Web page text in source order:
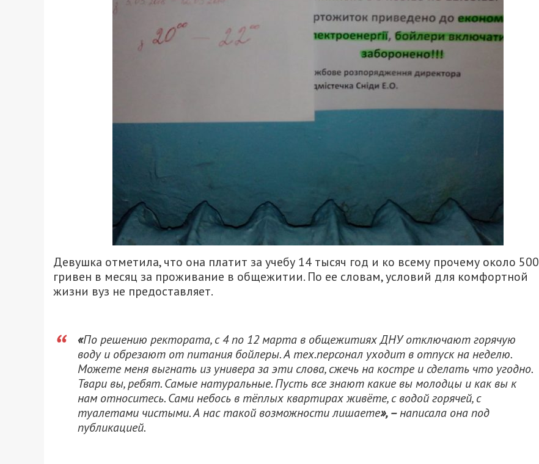
Девушка отметила, что она платит за учебу 14 тысяч год и ко всему прочему около 500
гривен в месяц за проживание в общежитии. По ее словам, условий для комфортной
жизни вуз не предоставляет.
«По решению ректората, с 4 по 12 марта в общежитиях ДНУ отключают горячую
воду и обрезают от питания бойлеры. А тех.персонал уходит в отпуск на неделю.
Можете меня выгнать из универа за эти слова, сжечь на костре и сделать что угодно.
Твари вы, ребят. Самые натуральные. Пусть все знают какие вы молодцы и как вы к
нам относитесь. Сами небось в тёплых квартирах живёте, с водой горячей, с
туалетами чистыми. А нас такой возможности лишаете»,–написала она под
публикацией.